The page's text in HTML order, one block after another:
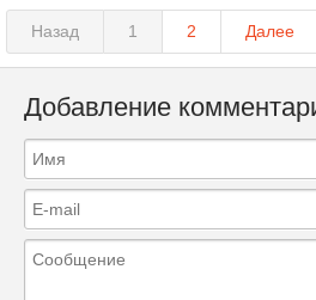
Назад 1 2 Далее
Добавление